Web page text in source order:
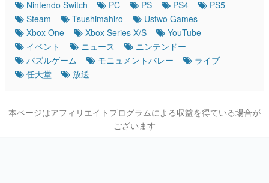
Nintendo Switch
PC PS PS4
PS5
Steam
Tsushimahiro
Ustwo Games
Xbox One
Xbox Series X/S
YouTube
イベント
ニュース
ニンテンドー
パズルゲーム
モニュメントバレー
ライブ
任天堂
放送
本ページはアフィリエイトプログラムによる収益を得ている場合が
ございます